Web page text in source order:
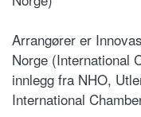
Arrangører er
Norge (International
innlegg fra NHO,
International